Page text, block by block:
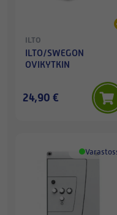
ILTO
ILTO/SWEGON
OVIKYTKIN
24,90 €